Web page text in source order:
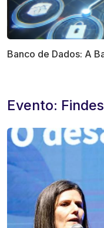
Evento:
Banco de Dados: A